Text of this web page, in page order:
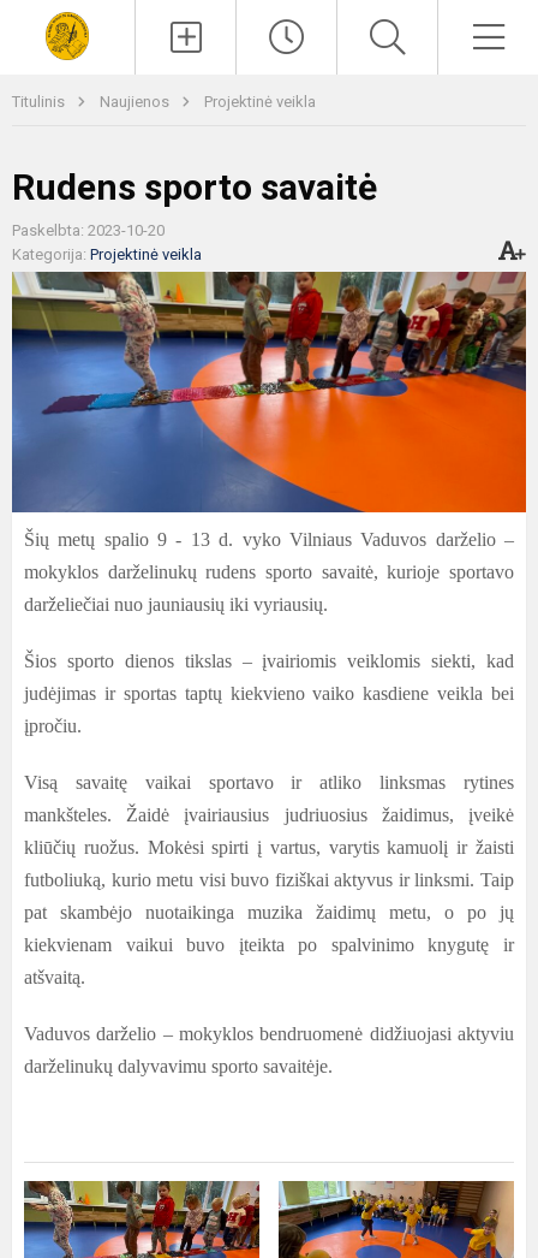
Titulinis Naujienos Projektinė veikla
Rudens sporto savaitė
Paskelbta: 2023-10-20
Kategorija: Projektinė veikla
Šių metų spalio 9 - 13 d. vyko Vilniaus Vaduvos darželio –
mokyklos darželinukų rudens sporto savaitė, kurioje sportavo
darželiečiai nuo jauniausių iki vyriausių.
Šios sporto dienos tikslas – įvairiomis veiklomis siekti, kad
judėjimas ir sportas taptų kiekvieno vaiko kasdiene veikla bei
įpročiu.
Visą savaitę vaikai sportavo ir atliko linksmas rytines
mankšteles. Žaidė įvairiausius judriuosius žaidimus, įveikė
kliūčių ruožus. Mokėsi spirti į vartus, varytis kamuolį ir žaisti
futboliuką, kurio metu visi buvo fiziškai aktyvus ir linksmi. Taip
pat skambėjo nuotaikinga muzika žaidimų metu, o po jų
kiekvienam vaikui buvo įteikta po spalvinimo knygutę ir
atšvaitą.
Vaduvos darželio – mokyklos bendruomenė didžiuojasi aktyviu
darželinukų dalyvavimu sporto savaitėje.